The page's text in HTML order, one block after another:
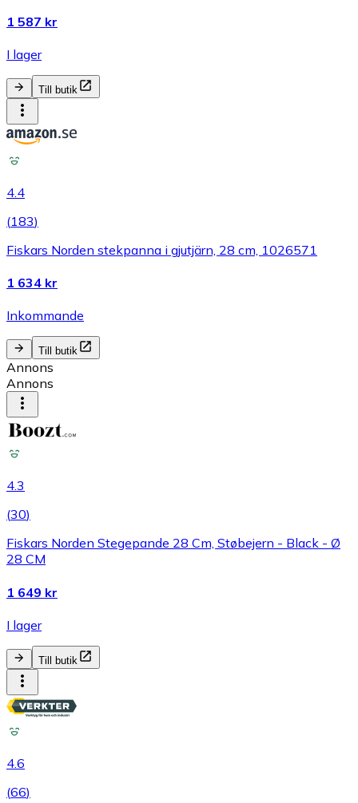
1 587 kr
I lager
Till butik
4.4
(183)
Fiskars Norden stekpanna i gjutjärn, 28 cm, 1026571
1 634 kr
Inkommande
Till butik
Annons
Annons
4.3
(30)
Fiskars Norden Stegepande 28 Cm, Støbejern - Black - Ø
28 CM
1 649 kr
I lager
Till butik
4.6
(66)